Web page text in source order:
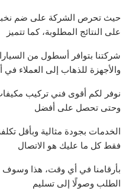
حيث تحرص الشركة على ضم
على النتائج المطلوبة، كما تتميز
شركتنا بتوافر أسطول من
والأجهزة للذهاب إلى العملاء
نوفر لكم أقوى فني تركيب
وحتى تحصل على أفضل
الخدمات بجودة مثالية وبأقل
فقط كل ما عليك هو الاتصال
بأرقامنا في أي وقت، هذا وسوف
الطلب وصولًا إلى تسليم